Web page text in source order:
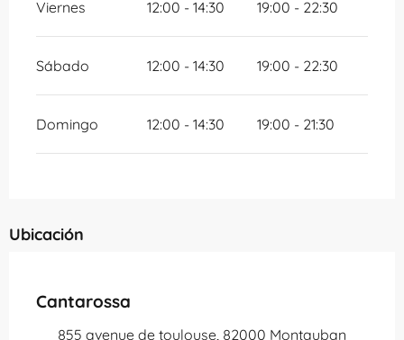
Viernes 12:00 - 14:30 19:00 - 22:30
Sábado 12:00 - 14:30 19:00 - 22:30
Domingo 12:00 - 14:30 19:00 - 21:30
Ubicación
Cantarossa
855 avenue de toulouse, 82000 Montauban